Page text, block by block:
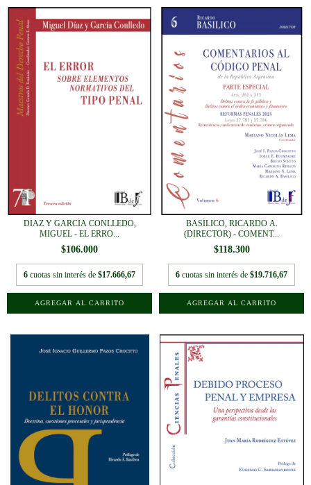
DÍAZ Y GARCÍA CONLLEDO,
MIGUEL - EL ERRO...
$106.000
6 cuotas sin interés de $17.666,67
BASÍLICO, RICARDO A.
(DIRECTOR) - COMENT...
$118.300
6 cuotas sin interés de $19.716,67